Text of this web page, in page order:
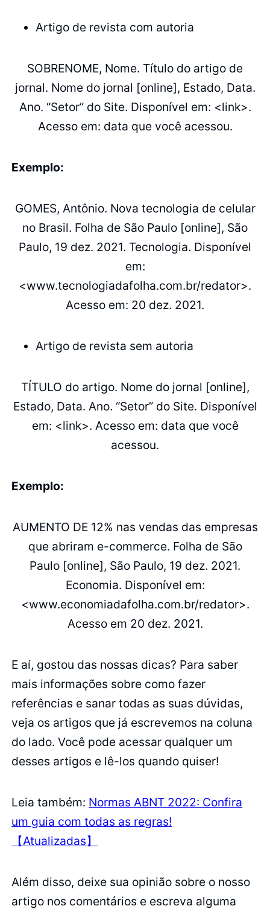
Artigo de revista com autoria
SOBRENOME, Nome. Título do artigo de
jornal. Nome do jornal [online], Estado, Data.
Ano. “Setor” do Site. Disponível em: <link>.
Acesso em: data que você acessou.
Exemplo:
GOMES, Antônio. Nova tecnologia de celular
no Brasil. Folha de São Paulo [online], São
Paulo, 19 dez. 2021. Tecnologia. Disponível
em:
<www.tecnologiadafolha.com.br/redator>.
Acesso em: 20 dez. 2021.
Artigo de revista sem autoria
TÍTULO do artigo. Nome do jornal [online],
Estado, Data. Ano. “Setor” do Site. Disponível
em: <link>. Acesso em: data que você
acessou.
Exemplo:
AUMENTO DE 12% nas vendas das empresas
que abriram e-commerce. Folha de São
Paulo [online], São Paulo, 19 dez. 2021.
Economia. Disponível em:
<www.economiadafolha.com.br/redator>.
Acesso em 20 dez. 2021.
E aí, gostou das nossas dicas? Para saber
mais informações sobre como fazer
referências e sanar todas as suas dúvidas,
veja os artigos que já escrevemos na coluna
do lado. Você pode acessar qualquer um
desses artigos e lê-los quando quiser!
Leia também: Normas ABNT 2022: Confira
um guia com todas as regras!
【Atualizadas】
Além disso, deixe sua opinião sobre o nosso
artigo nos comentários e escreva alguma